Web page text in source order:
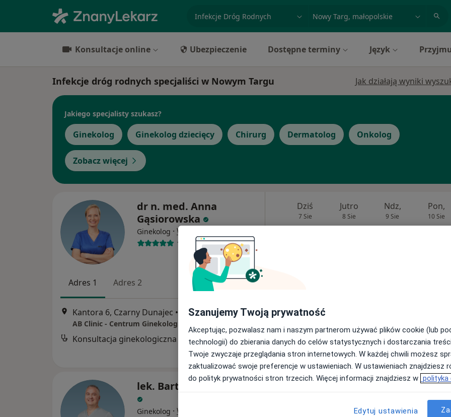
specjalizacja, badanie lub nazwisko
Konsultacje online Ubezpieczenie Dostępne terminy Język
Infekcje dróg rodnych specjaliści w Nowym Targu Jak działają wyniki
Jakiego specjalisty szukasz?
Ginekolog Ginekolog dziecięcy Chirurg Dermatolog Onkolog
Zobacz więcej
dr n. med. Anna
Gąsiorowska
Ginekolog · Więcej
113 opinii
Adres 1 Adres 2
Kantora 6, Czarny Dunajec • Mapa
AB Clinic - Centrum Ginekologiczno-Położnicze
Konsultacja ginekologiczna 250 zł
Dziś
7 Sie
Jutro
8 Sie
Ndz,
9 Sie
Pon,
10 Sie
lek. Bartłomiej Pflaum
Ginekolog · Więcej
Ndz, Pon,
Szanujemy Twoją prywatność
Akceptując, pozwalasz nam i naszym partnerom używać plików cookie (lub
technologii) do zbierania danych do celów statystycznych i dostarczania
Twoje zwyczaje przeglądania stron internetowych. W każdej chwili możesz
zaktualizować swoje preferencje w ustawieniach. W ustawieniach znajdziesz
do polityk prywatności stron trzecich. Więcej informacji znajdziesz w polityka
Edytuj ustawienia